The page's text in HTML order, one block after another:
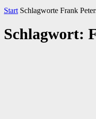
Start Schlagworte Frank
Schlagwort: